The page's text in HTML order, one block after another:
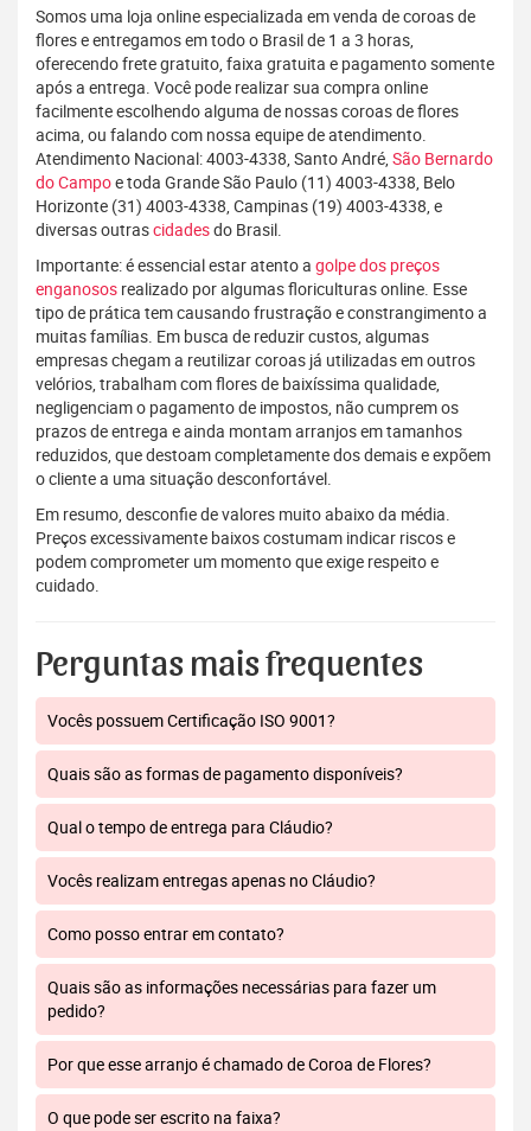
Somos uma loja online especializada em venda de coroas de
flores e entregamos em todo o Brasil de 1 a 3 horas,
oferecendo frete gratuito, faixa gratuita e pagamento somente
após a entrega. Você pode realizar sua compra online
facilmente escolhendo alguma de nossas coroas de flores
acima, ou falando com nossa equipe de atendimento.
Atendimento Nacional: 4003-4338, Santo André, São Bernardo
do Campoe toda Grande São Paulo (11) 4003-4338, Belo
Horizonte (31) 4003-4338, Campinas (19) 4003-4338, e
diversas outrascidadesdo Brasil.
Importante: é essencial estar atento a golpe dos preços
enganosos realizado por algumas floriculturas online. Esse
tipo de prática tem causando frustração e constrangimento a
muitas famílias. Em busca de reduzir custos, algumas
empresas chegam a reutilizar coroas já utilizadas em outros
velórios, trabalham com flores de baixíssima qualidade,
negligenciam o pagamento de impostos, não cumprem os
prazos de entrega e ainda montam arranjos em tamanhos
reduzidos, que destoam completamente dos demais e expõem
o cliente a uma situação desconfortável.
Em resumo, desconfie de valores muito abaixo da média.
Preços excessivamente baixos costumam indicar riscos e
podem comprometer um momento que exige respeito e
cuidado.
Perguntas mais frequentes
Vocês possuem Certificação ISO 9001?
Quais são as formas de pagamento disponíveis?
Qual o tempo de entrega para Cláudio?
Vocês realizam entregas apenas no Cláudio?
Como posso entrar em contato?
Quais são as informações necessárias para fazer um
pedido?
Por que esse arranjo é chamado de Coroa de Flores?
O que pode ser escrito na faixa?